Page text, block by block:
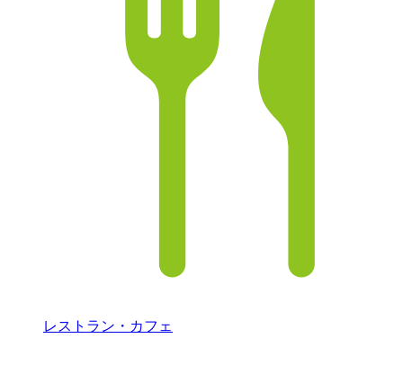
レストラン・カフェ